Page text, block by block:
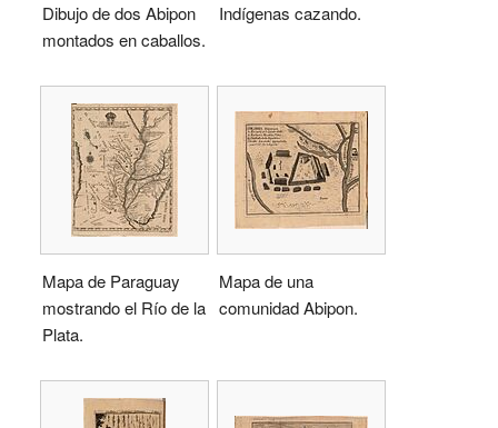
Dibujo de dos Abipon
montados en caballos.
Indígenas cazando.
Mapa de Paraguay
mostrando el Río de la
Plata.
Mapa de una
comunidad Abipon.